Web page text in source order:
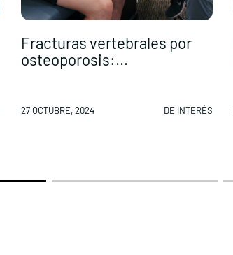
Fracturas vertebrales por
osteoporosis:...
27 OCTUBRE, 2024 DE INTERÉS